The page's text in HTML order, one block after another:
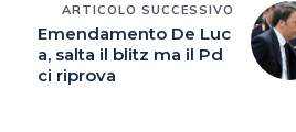
ARTICOLO SUCCESSIVO
Emendamento De Luc
a, salta il blitz ma il Pd
ci riprova